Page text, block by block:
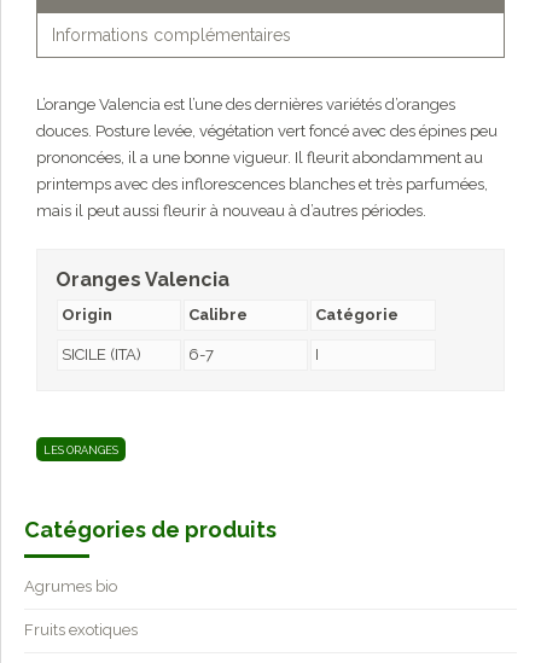
Informations complémentaires
L’orange Valencia est l’une des dernières variétés d’oranges
douces. Posture levée, végétation vert foncé avec des épines peu
prononcées, il a une bonne vigueur. Il fleurit abondamment au
printemps avec des inflorescences blanches et très parfumées,
mais il peut aussi fleurir à nouveau à d’autres périodes.
Oranges Valencia
Origin Calibre Catégorie
SICILE (ITA) 6-7 I
LES ORANGES
Catégories de produits
Agrumes bio
Fruits exotiques